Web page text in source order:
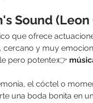
Sound (Leon
que ofrece
cercano y muy
pero potente:👉
el cóctel o
una boda bonita en